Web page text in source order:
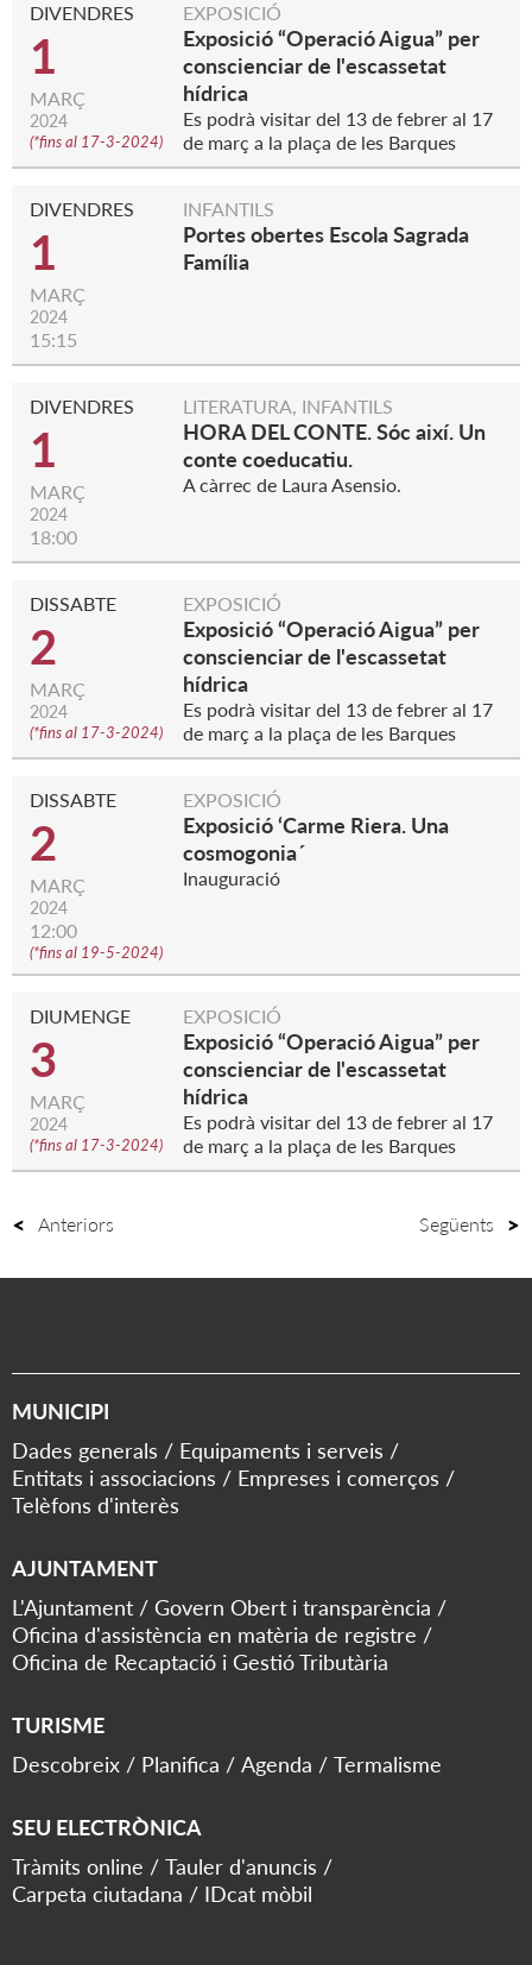
DIVENDRES
1
MARÇ
2024
(*fins al 17-3-2024)
EXPOSICIÓ
Exposició “Operació Aigua” per
conscienciar de l'escassetat
hídrica
Es podrà visitar del 13 de febrer al 17
de març a la plaça de les Barques
DIVENDRES
1
MARÇ
2024
15:15
INFANTILS
Portes obertes Escola Sagrada
Família
DIVENDRES
1
MARÇ
2024
18:00
LITERATURA, INFANTILS
HORA DEL CONTE. Sóc així. Un
conte coeducatiu.
A càrrec de Laura Asensio.
DISSABTE
2
MARÇ
2024
(*fins al 17-3-2024)
EXPOSICIÓ
Exposició “Operació Aigua” per
conscienciar de l'escassetat
hídrica
Es podrà visitar del 13 de febrer al 17
de març a la plaça de les Barques
DISSABTE
2
MARÇ
2024
12:00
(*fins al 19-5-2024)
EXPOSICIÓ
Exposició ‘Carme Riera. Una
cosmogonia´
Inauguració
DIUMENGE
3
MARÇ
2024
(*fins al 17-3-2024)
EXPOSICIÓ
Exposició “Operació Aigua” per
conscienciar de l'escassetat
hídrica
Es podrà visitar del 13 de febrer al 17
de març a la plaça de les Barques
Anteriors Següents
MUNICIPI
Dades generals
Equipaments i serveis
Entitats i associacions
Empreses i comerços
Telèfons d'interès
AJUNTAMENT
L'Ajuntament
Govern Obert i transparència
Oficina d'assistència en matèria de registre
Oficina de Recaptació i Gestió Tributària
TURISME
Descobreix
Planifica Agenda Termalisme
SEU ELECTRÒNICA
Tràmits online
Tauler d'anuncis
Carpeta ciutadana
IDcat mòbil